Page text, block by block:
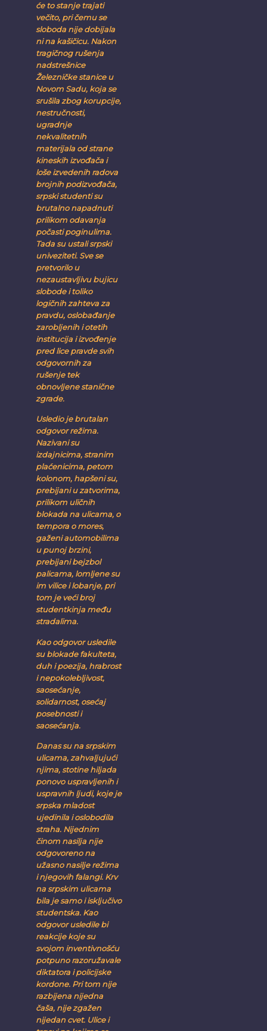
će to stanje trajati
večito, pri čemu se
sloboda nije dobijala
ni na kašičicu. Nakon
tragičnog rušenja
nadstrešnice
Železničke stanice u
Novom Sadu, koja se
srušila zbog korupcije,
nestručnosti,
ugradnje
nekvalitetnih
materijala od strane
kineskih izvođača i
loše izvedenih radova
brojnih podizvođača,
srpski studenti su
brutalno napadnuti
prilikom odavanja
počasti poginulima.
Tada su ustali srpski
univeziteti. Sve se
pretvorilo u
nezaustavljivu bujicu
slobode i toliko
logičnih zahteva za
pravdu, oslobađanje
zarobljenih i otetih
institucija i izvođenje
pred lice pravde svih
odgovornih za
rušenje tek
obnovljene stanične
zgrade.
Usledio je brutalan
odgovor režima.
Nazivani su
izdajnicima, stranim
plaćenicima, petom
kolonom, hapšeni su,
prebijani u zatvorima,
prilikom uličnih
blokada na ulicama, o
tempora o mores,
gaženi automobilima
u punoj brzini,
prebijani bejzbol
palicama, lomljene su
im vilice i lobanje, pri
tom je veći broj
studentkinja među
stradalima.
Kao odgovor usledile
su blokade fakulteta,
duh i poezija, hrabrost
i nepokolebljivost,
saosećanje,
solidarnost, osećaj
posebnosti i
saosećanja.
Danas su na srpskim
ulicama, zahvaljujući
njima, stotine hiljada
ponovo uspravljenih i
uspravnih ljudi, koje je
srpska mladost
ujedinila i oslobodila
straha. Nijednim
činom nasilja nije
odgovoreno na
užasno nasilje režima
i njegovih falangi. Krv
na srpskim ulicama
bila je samo i isključivo
studentska. Kao
odgovor usledile bi
reakcije koje su
svojom inventivnošću
potpuno razoružavale
diktatora i policijske
kordone. Pri tom nije
razbijena nijedna
čaša, nije zgažen
nijedan cvet. Ulice i